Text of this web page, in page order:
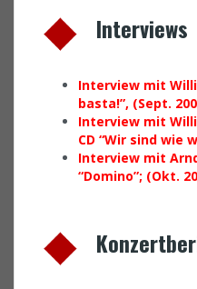
Interviews
Interview mit
basta!”, (Sept.
Interview mit
CD “Wir sind wie
Interview mit
“Domino”; (Okt.